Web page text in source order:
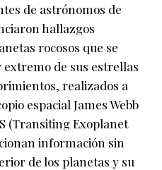
de astrónomos de
hallazgos
rocosos que se
de sus estrellas
realizados a
espacial James Webb
(Transiting Exoplanet
información sin
de los planetas y su